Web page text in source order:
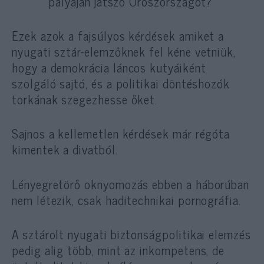
Ezek azok a fajsúlyos kérdések amiket a
nyugati sztár-elemzőknek fel kéne vetniük,
hogy a demokrácia láncos kutyáiként
szolgáló sajtó, és a politikai döntéshozók
torkának szegezhesse őket.
Sajnos a kellemetlen kérdések már régóta
kimentek a divatból.
Lényegretörő oknyomozás ebben a háborúban
nem létezik, csak haditechnikai pornográfia.
A sztárolt nyugati biztonságpolitikai elemzés
pedig alig több, mint az inkompetens, de